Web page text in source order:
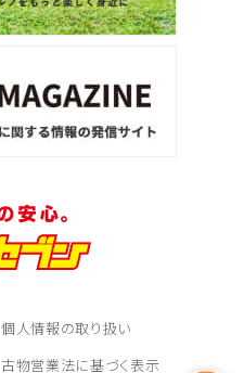
個人情報の取り扱い
古物営業法に基づく表示